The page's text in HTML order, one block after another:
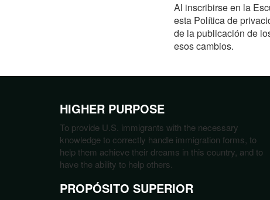
Al inscribirse en la
esta Política de
de la publicación de
esos cambios.
HIGHER PURPOSE
To provide U.S. immigrants with the necessary
knowledge to correctly handle immigration forms, to
help them achieve their dreams in this country, and to
have the ability to help others.
PROPÓSITO SUPERIOR